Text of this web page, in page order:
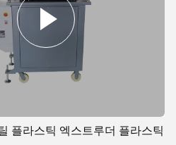
플라스틱 엑스트루더 플라스틱